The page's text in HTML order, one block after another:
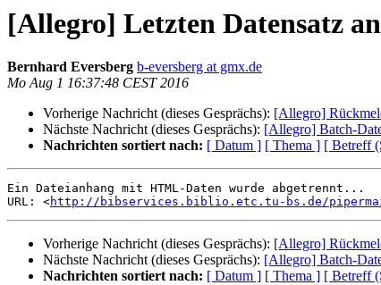
[Allegro] Letzten Datensatz
Bernhard Eversberg b-eversberg at gmx.de
Mo Aug 1 16:37:48 CEST 2016
Vorherige Nachricht (dieses Gesprächs): [Allegro]
Nächste Nachricht (dieses Gesprächs): [Allegro] Batch-
Nachrichten sortiert nach: [ Datum ] [ Thema ] [ Betreff
Ein Dateianhang mit HTML-Daten wurde abgetrennt...
URL: <http://bibservices.biblio.etc.tu-bs.de/
Vorherige Nachricht (dieses Gesprächs): [Allegro]
Nächste Nachricht (dieses Gesprächs): [Allegro] Batch-
Nachrichten sortiert nach: [ Datum ] [ Thema ] [ Betreff